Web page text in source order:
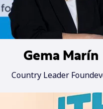
Gema Marín
Country Leader